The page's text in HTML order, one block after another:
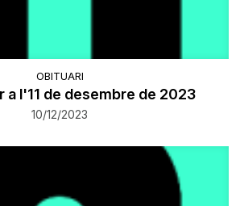
OBITUARI
a l'11 de desembre de 2023
10/12/2023